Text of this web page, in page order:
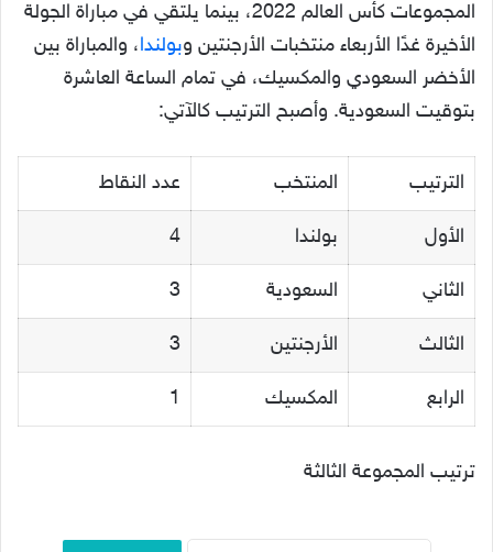
المجموعات كأس العالم 2022، بينما يلتقي في مباراة الجولة
الأخيرة غدًا الأربعاء منتخبات الأرجنتين وبولندا، والمباراة بين
الأخضر السعودي والمكسيك، في تمام الساعة العاشرة
بتوقيت السعودية. وأصبح الترتيب كالآتي:
الترتيب المنتخب عدد النقاط
الأول بولندا 4
الثاني السعودية 3
الثالث الأرجنتين 3
الرابع المكسيك 1
ترتيب المجموعة الثالثة